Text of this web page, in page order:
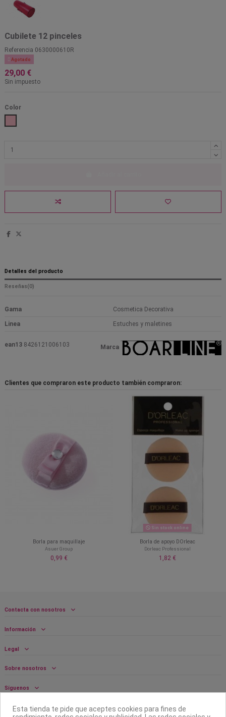
Cubilete 12 pinceles
Referencia 0630000610R
 Agotado
29,00 €
Sin impuesto
Color
Detalles del producto
Reseñas(0)
Gama Cosmetica Decorativa
Linea Estuches y maletines
Marca
ean13 8426121006103
Clientes que compraron este producto también compraron:
Borla para maquillaje
Asuer Group
0,99 €
Sin stock online
Borla de apoyo DOrleac
Dorleac Professional
1,82 €
Contacta con nosotros
Información
Legal
Sobre nosotros
Síguenos
Boletín
Esta tienda te pide que aceptes cookies para fines de